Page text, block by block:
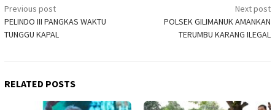
Post
navigation
Previous post
PELINDO III PANGKAS WAKTU
TUNGGU KAPAL
Next post
POLSEK GILIMANUK AMANKAN
TERUMBU KARANG ILEGAL
RELATED POSTS